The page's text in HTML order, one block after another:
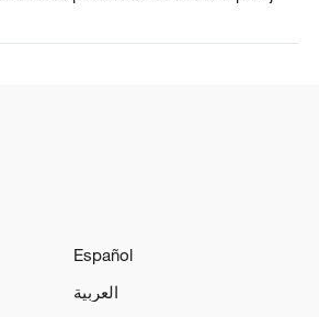
Español
العربية